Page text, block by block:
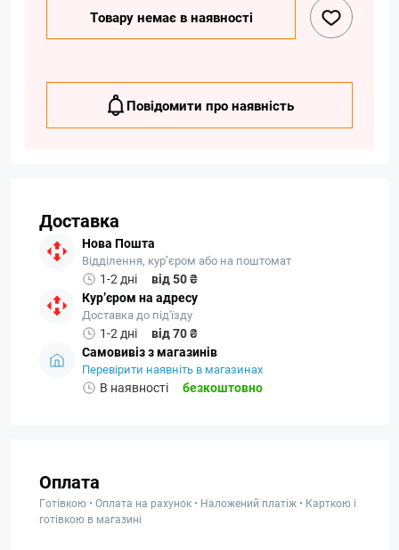
Товару немає в наявності
Повідомити про наявність
Доставка
Нова Пошта
Відділення, кур’єром або на поштомат
1-2 дні
від 50 ₴
Кур’єром на адресу
Доставка до під'їзду
1-2 дні
від 70 ₴
Самовивіз з магазинів
Перевірити наявніть в магазинах
В наявності безкоштовно
Оплата
Готівкою • Оплата на рахунок • Наложений платіж • Карткою і
готівкою в магазині